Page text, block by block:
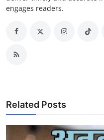
engages readers.
Related Posts